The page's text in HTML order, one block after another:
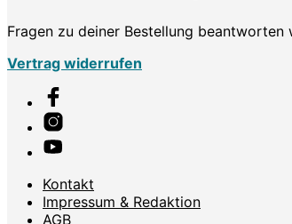
Fragen zu deiner Bestellung beantworten
Vertrag widerrufen
Kontakt
Impressum & Redaktion
AGB